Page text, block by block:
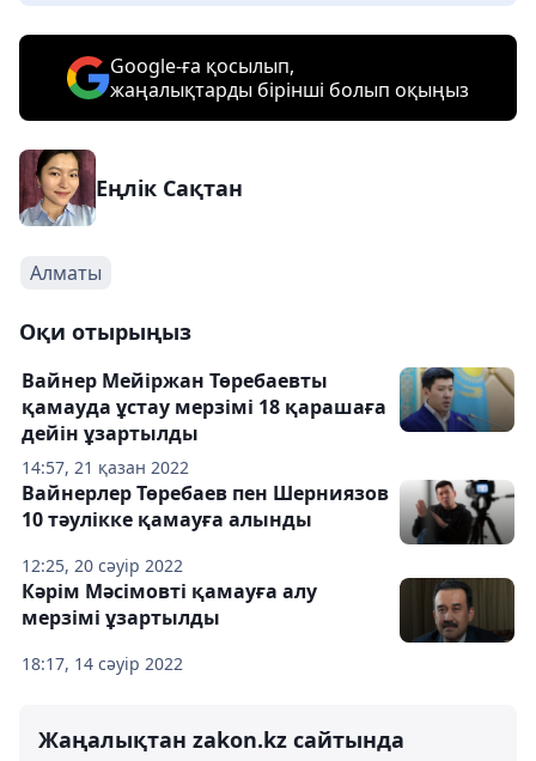
Google-ға қосылып,
жаңалықтарды бірінші болып оқыңыз
Еңлік Сақтан
Алматы
Оқи отырыңыз
14:57, 21 қазан 2022
Вайнер Мейіржан Төребаевты
қамауда ұстау мерзімі 18 қарашаға
дейін ұзартылды
12:25, 20 сәуір 2022
Вайнерлер Төребаев пен Шерниязов
10 тәулікке қамауға алынды
18:17, 14 сәуір 2022
Кәрім Мәсімовті қамауға алу
мерзімі ұзартылды
Жаңалықтан zakon.kz сайтында